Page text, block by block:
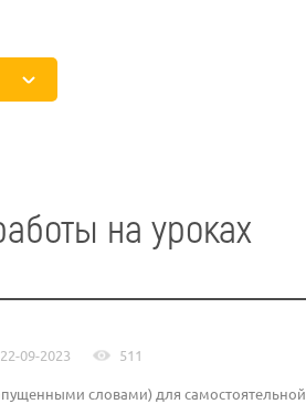
на уроках
22-09-2023 511
словами) для самостоятельной